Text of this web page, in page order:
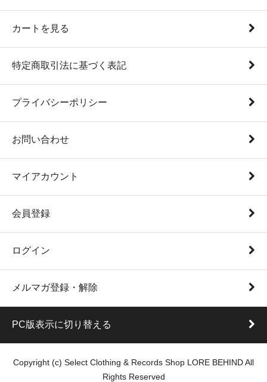
カートを見る
特定商取引法に基づく表記
プライバシーポリシー
お問い合わせ
マイアカウント
会員登録
ログイン
メルマガ登録・解除
PC版表示に切り替える
Copyright (c) Select Clothing & Records Shop LORE BEHIND All
Rights Reserved